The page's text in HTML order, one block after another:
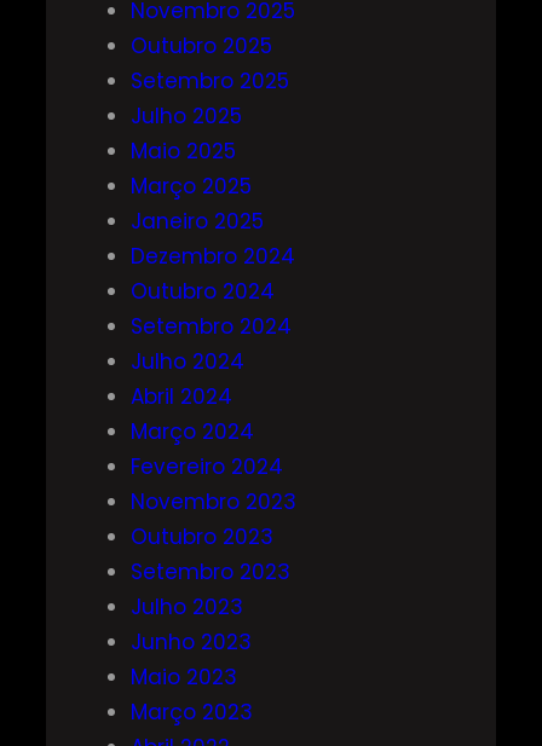
Novembro 2025
Outubro 2025
Setembro 2025
Julho 2025
Maio 2025
Março 2025
Janeiro 2025
Dezembro 2024
Outubro 2024
Setembro 2024
Julho 2024
Abril 2024
Março 2024
Fevereiro 2024
Novembro 2023
Outubro 2023
Setembro 2023
Julho 2023
Junho 2023
Maio 2023
Março 2023